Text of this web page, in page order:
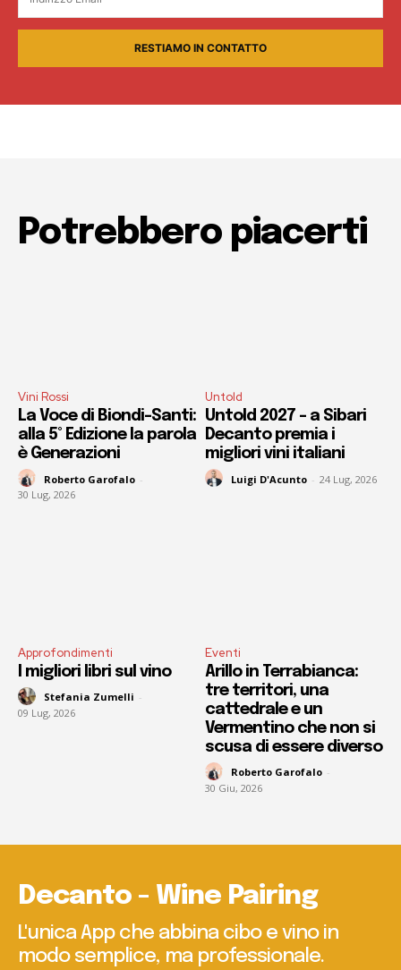
RESTIAMO IN CONTATTO
Potrebbero piacerti
Vini Rossi
La Voce di Biondi-Santi:
alla 5° Edizione la parola
è Generazioni
Roberto Garofalo -
30 Lug, 2026
Untold
Untold 2027 – a Sibari
Decanto premia i
migliori vini italiani
Luigi D'Acunto - 24 Lug, 2026
Approfondimenti
I migliori libri sul vino
Stefania Zumelli -
09 Lug, 2026
Eventi
Arillo in Terrabianca:
tre territori, una
cattedrale e un
Vermentino che non si
scusa di essere diverso
Roberto Garofalo -
30 Giu, 2026
Decanto - Wine Pairing
L'unica App che abbina cibo e vino in
modo semplice, ma professionale.